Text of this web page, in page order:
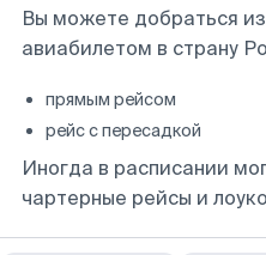
Вы можете добраться
авиабилетом в страну
прямым рейсом
рейс с пересадкой
Иногда в расписании
чартерные рейсы и